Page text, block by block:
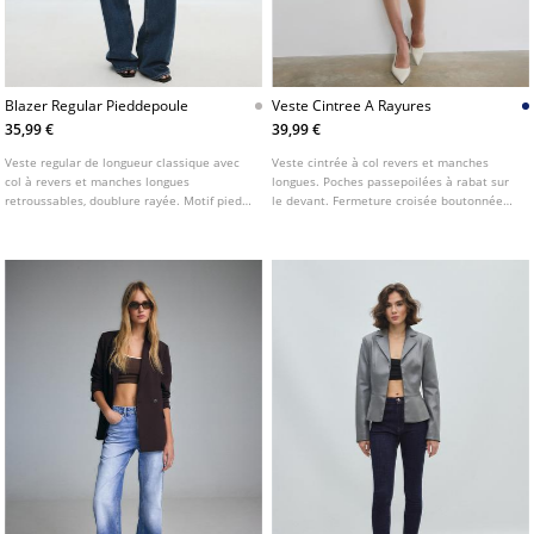
Blazer Regular Pieddepoule
35,99 €
Veste regular de longueur classique avec
col à revers et manches longues
retroussables, doublure rayée. Motif pied-
Veste Cintree A Rayures
39,99 €
Veste cintrée à col revers et manches
longues. Poches passepoilées à rabat sur
le devant. Fermeture croisée boutonnée